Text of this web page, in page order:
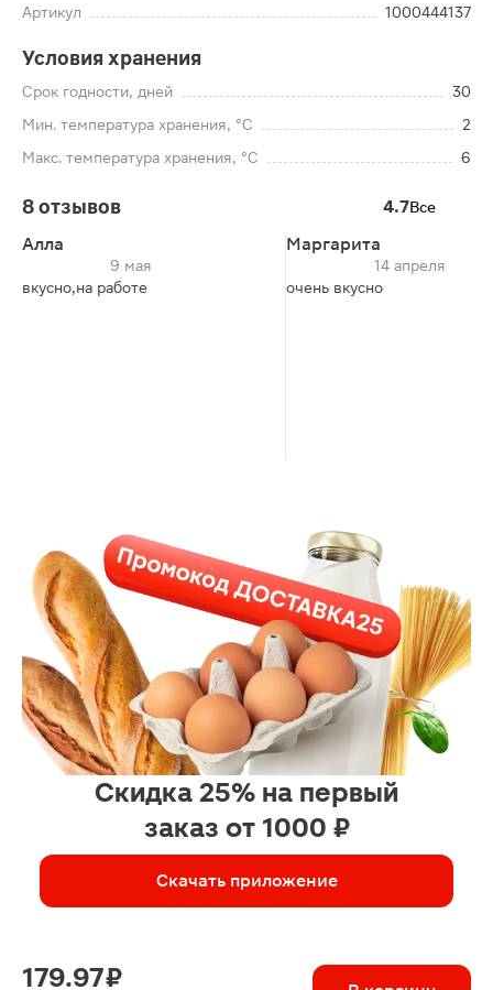
Артикул
1000444137
Условия хранения
Срок годности, дней
30
Мин. температура хранения, °C
2
Макс. температура хранения, °C
6
8 отзывов 4.7Все
Алла
9 мая
вкусно,на работе
Маргарита
14 апреля
очень вкусно
Скидка 25% на первый
заказ от 1000 ₽
Скачать приложение
179.97 ₽